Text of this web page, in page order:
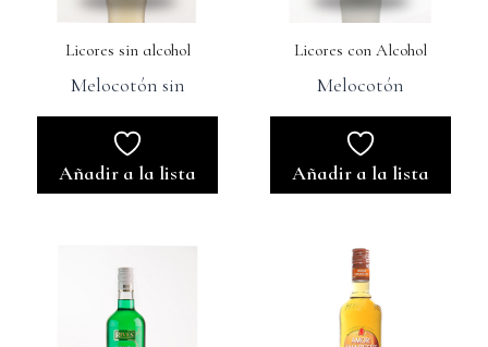
Licores sin alcohol
Melocotón sin
Añadir a la lista
Licores con Alcohol
Melocotón
Añadir a la lista